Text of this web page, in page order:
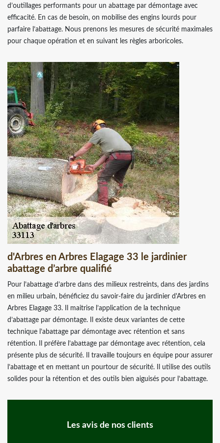
d’outillages performants pour un abattage par démontage avec
efficacité. En cas de besoin, on mobilise des engins lourds pour
parfaire l’abattage. Nous prenons les mesures de sécurité maximales
pour chaque opération et en suivant les règles arboricoles.
d'Arbres en Arbres Elagage 33 le jardinier
abattage d’arbre qualifié
Pour l’abattage d’arbre dans des milieux restreints, dans des jardins
en milieu urbain, bénéficiez du savoir-faire du jardinier d'Arbres en
Arbres Elagage 33. Il maitrise l’application de la technique
d’abattage par démontage. Il existe deux variantes de cette
technique l’abattage par démontage avec rétention et sans
rétention. Il préfère l’abattage par démontage avec rétention, cela
présente plus de sécurité. Il travaille toujours en équipe pour assurer
l’abattage et en mettant un pourtour de sécurité. Il utilise des outils
solides pour la rétention et des outils bien aiguisés pour l’abattage.
Les avis de nos clients